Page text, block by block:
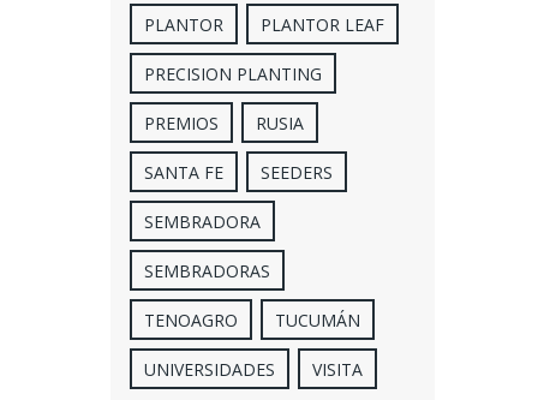
PLANTOR PLANTOR LEAF
PRECISION PLANTING
PREMIOS RUSIA
SANTA FE SEEDERS
SEMBRADORA
SEMBRADORAS
TENOAGRO TUCUMÁN
UNIVERSIDADES VISITA